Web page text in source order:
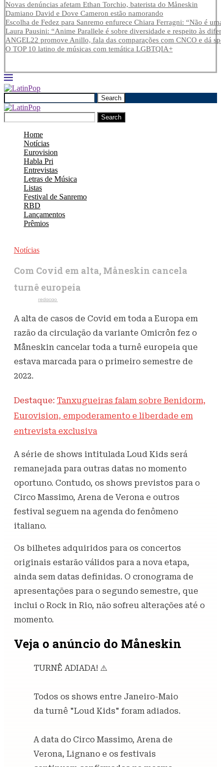
Novas denúncias afetam Ethan Torchio, baterista do Måneskin
Damiano David e Dove Cameron estão namorando
Escolha de Fedez para Sanremo enfurece Chiara Ferragni: “Não é
Laura Pausini: “Anime Parallele é sobre diversidade e respeito às
ANGEL22 promove Anillo, fala das comparações com CNCO e dá
O TOP 10 latino de músicas com temática LGBTQIA+
Search
Search
Home
Notícias
Eurovision
Habla Pri
Entrevistas
Letras de Música
Listas
Festival de Sanremo
RBD
Lançamentos
Prêmios
Notícias
Com Covid em alta, Måneskin cancela
turnê europeia
redacao
A alta de casos de Covid em toda a Europa em
razão da circulação da variante Omicrôn fez o
Måneskin cancelar toda a turnê europeia que
estava marcada para o primeiro semestre de
2022.
Destaque: Tanxugueiras falam sobre Benidorm,
Eurovision, empoderamento e liberdade em
entrevista exclusiva
A série de shows intitulada Loud Kids será
remanejada para outras datas no momento
oportuno. Contudo, os shows previstos para o
Circo Massimo, Arena de Verona e outros
festival seguem na agenda do fenômeno
italiano.
Os bilhetes adquiridos para os concertos
originais estarão válidos para a nova etapa,
ainda sem datas definidas. O cronograma de
apresentações para o segundo semestre, que
inclui o Rock in Rio, não sofreu alterações até o
momento.
Veja o anúncio do Måneskin
TURNÊ ADIADA! ⚠️
Todos os shows entre Janeiro-Maio
da turnê "Loud Kids" foram adiados.
A data do Circo Massimo, Arena de
Verona, Lignano e os festivais